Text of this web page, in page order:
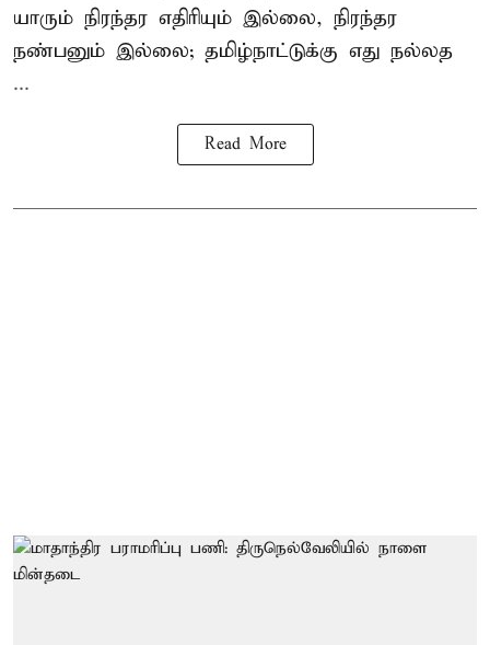
யாரும் நிரந்தர எதிரியும் இல்லை, நிரந்தர
நண்பனும் இல்லை; தமிழ்நாட்டுக்கு எது நல்லத
...
Read More